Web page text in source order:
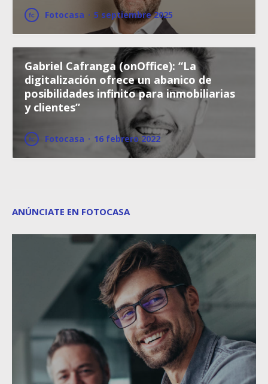
Fotocasa · 5 septiembre 2025
Gabriel Cafranga (onOffice): “La
digitalización ofrece un abanico de
posibilidades infinito para inmobiliarias
y clientes”
Fotocasa · 16 febrero 2022
ANÚNCIATE EN FOTOCASA